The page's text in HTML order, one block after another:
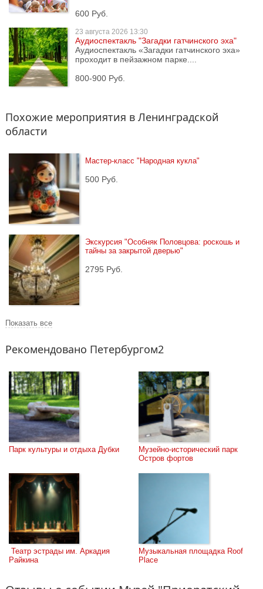
600 Руб.
23 августа 2026 13:30
Аудиоспектакль "Загадки гатчинского эха"
Аудиоспектакль «Загадки гатчинского эха»
проходит в пейзажном парке....
800-900 Руб.
Похожие мероприятия в Ленинградской
области
Мастер-класс "Народная кукла"
500 Руб.
Экскурсия "Особняк Половцова: роскошь и
тайны за закрытой дверью"
2795 Руб.
Показать все
Рекомендовано Петербургом2
Парк культуры и отдыха Дубки
Музейно-исторический парк
Остров фортов
Райкина
Музыкальная площадка Roof
Place